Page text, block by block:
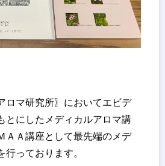
ロマ研究所〗においてエビデ
とにしたメディカルアロマ講
ＡＡ講座として最先端のメデ
行っております。